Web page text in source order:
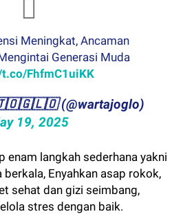
Meningkat, Ancaman
Generasi Muda
FhfmC1uiKK
(@wartajoglo)
19, 2025
enam langkah sederhana yakni
Enyahkan asap rokok,
sehat dan gizi seimbang,
stres dengan baik.